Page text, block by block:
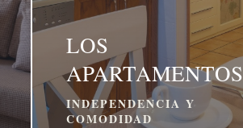
LOS
APARTAMENTOS
INDEPENDENCIA Y
COMODIDAD